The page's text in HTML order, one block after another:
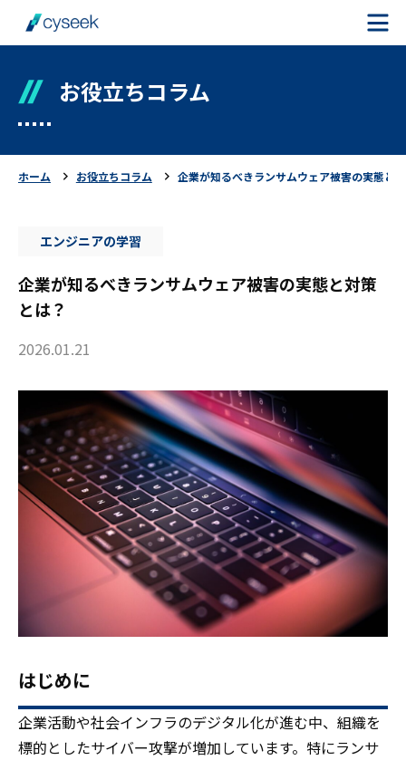
cyseekとは
案件を探す
ご利用者様の声
よくある質問
お役立ちコラム
人材をお探しの企業様
案件について相談
お役立ちコラム
ホーム お役立ちコラム 企業が知るべきランサムウェア被害の実態と
エンジニアの学習
企業が知るべきランサムウェア被害の実態と対策
とは？
2026.01.21
はじめに
企業活動や社会インフラのデジタル化が進む中、組織を
標的としたサイバー攻撃が増加しています。特にランサ